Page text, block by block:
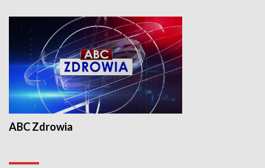
ABC Zdrowia